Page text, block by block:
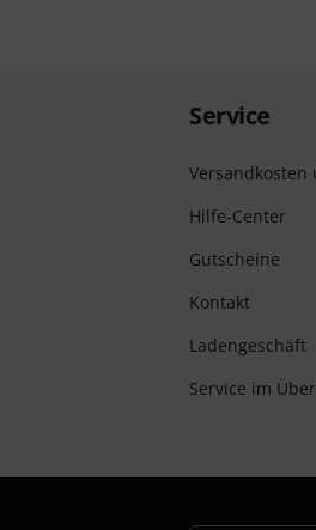
Service
Versandkosten
Hilfe-Center
Gutscheine
Kontakt
Ladengeschäft
Service im